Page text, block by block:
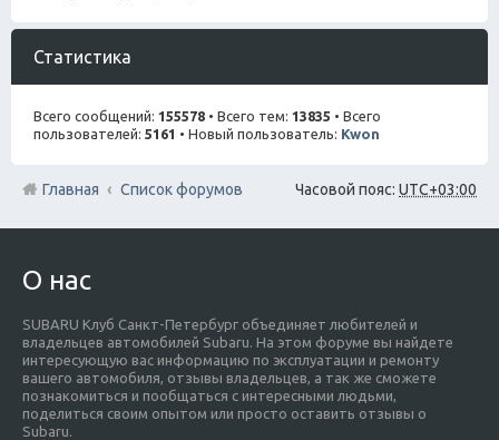
Статистика
Всего сообщений: 155578 • Всего тем: 13835 • Всего
пользователей: 5161 • Новый пользователь: Kwon
Часовой пояс: UTC+03:00
Главная Список форумов
О нас
SUBARU Клуб Санкт-Петербург объединяет любителей и
владельцев автомобилей Subaru. На этом форуме вы найдете
интересующую вас информацию по эксплуатации и ремонту
вашего автомобиля, отзывы владельцев, а так же сможете
познакомиться и пообщаться с интересными людьми,
поделиться своим опытом или просто оставить отзывы о
Subaru.